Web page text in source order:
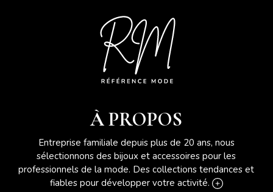
À PROPOS
Entreprise familiale depuis plus de 20 ans, nous
sélectionnons des bijoux et accessoires pour les
professionnels de la mode. Des collections tendances et
fiables pour développer votre activité.